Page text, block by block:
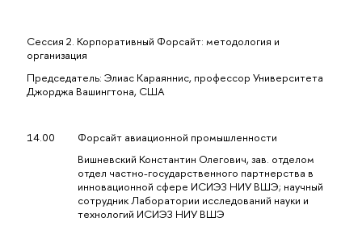
Сессия 2. Корпоративный Форсайт: методология и
организация
Председатель: Элиас Караяннис, профессор Университета
Джорджа Вашингтона, США
14.00
Форсайт авиационной промышленности
Вишневский Константин Олегович, зав. отделом
отдел частно-государственного партнерства в
инновационной сфере ИСИЭЗ НИУ ВШЭ; научный
сотрудник Лаборатории исследований науки и
технологий ИСИЭЗ НИУ ВШЭ